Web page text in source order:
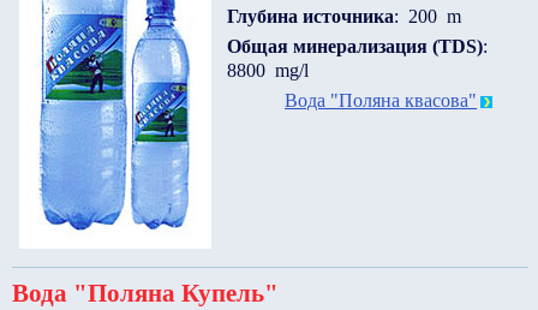
Глубина источника: 200 m
Общая минерализация (TDS):
8800 mg/l
Вода "Поляна квасова"
Вода "Поляна Купель"